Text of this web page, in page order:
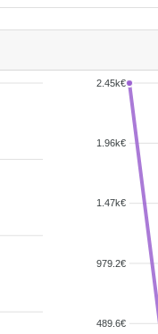
2.45k€
1.96k€
1.47k€
979.2€
489.6€